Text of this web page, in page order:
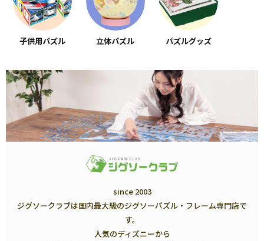
子供用パズル 立体パズル パズルグッズ
since 2003
ジグソークラブは国内最大級のジグソーパズル・フレーム専門店で
す。
人気のディズニーから